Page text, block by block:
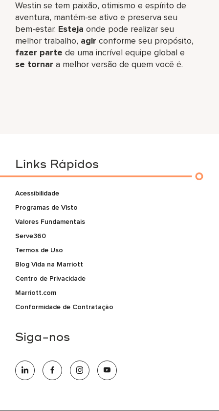
Westin se tem paixão, otimismo e espírito de
aventura, mantém-se ativo e preserva seu
bem-estar. Esteja onde pode realizar seu
melhor trabalho,​ agir conforme seu propósito,
fazer parte de uma incrível equipe global​ e
se tornar a melhor versão de quem você é.
Links Rápidos
Acessibilidade
Programas de Visto
Valores Fundamentais
Serve360
Termos de Uso
Blog Vida na Marriott
Centro de Privacidade
Marriott.com
Conformidade de Contratação
Siga-nos